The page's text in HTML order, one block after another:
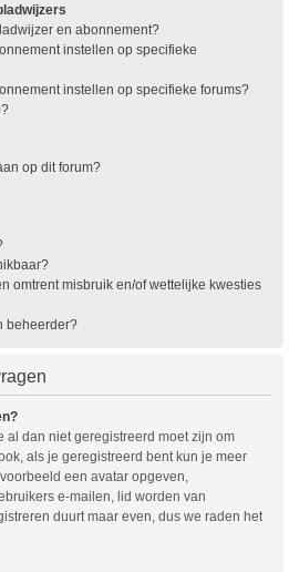
en abonnement?
instellen op specifieke
instellen op specifieke forums?
op dit forum?
omtrent misbruik en/of wettelijke kwesties
beheerder?
al dan niet geregistreerd moet zijn om
als je geregistreerd bent kun je meer
een avatar opgeven,
e-mailen, lid worden van
duurt maar even, dus we raden het